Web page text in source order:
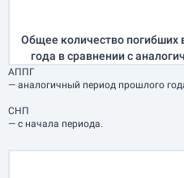
Общее количество
года в сравнении с
АППГ
— аналогичный период прошлого
СНП
— с начала периода.